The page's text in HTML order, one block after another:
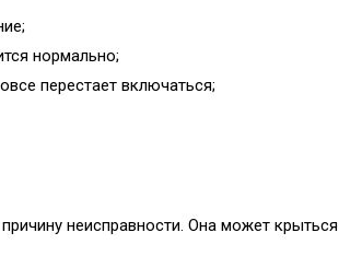
нормально;
перестает включаться;
неисправности. Она может